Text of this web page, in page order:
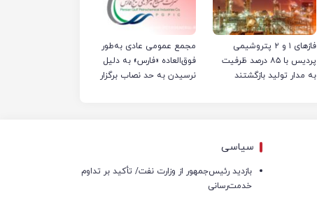
فازهای ۱ و ۲ پتروشیمی
پردیس با ۸۵ درصد ظرفیت
به مدار تولید بازگشتند
مجمع عمومی عادی به‌طور
فوق‌العاده «فارس» به دلیل
نرسیدن به حد نصاب برگزار
سیاسی
بازدید رئیس‌جمهور از وزارت نفت/ تأکید بر تداوم
خدمت‌رسانی